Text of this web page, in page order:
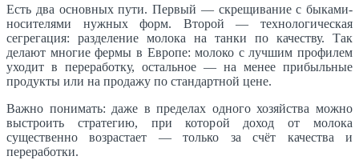
Есть два основных пути. Первый — скрещивание с быками-
носителями нужных форм. Второй — технологическая
сегрегация: разделение молока на танки по качеству. Так
делают многие фермы в Европе: молоко с лучшим профилем
уходит в переработку, остальное — на менее прибыльные
продукты или на продажу по стандартной цене.
Важно понимать: даже в пределах одного хозяйства можно
выстроить стратегию, при которой доход от молока
существенно возрастает — только за счёт качества и
переработки.